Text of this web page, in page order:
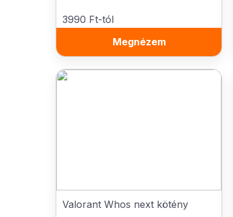
3990 Ft-tól
Megnézem
Valorant Whos next kötény